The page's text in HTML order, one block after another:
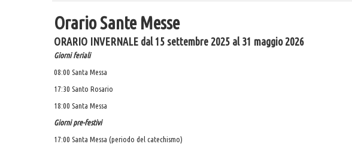
Orario Sante Messe
ORARIO INVERNALE dal 15 settembre 2025 al 31 maggio 2026
Giorni feriali
08:00 Santa Messa
17:30 Santo Rosario
18:00 Santa Messa
Giorni pre-festivi
17:00 Santa Messa (periodo del catechismo)